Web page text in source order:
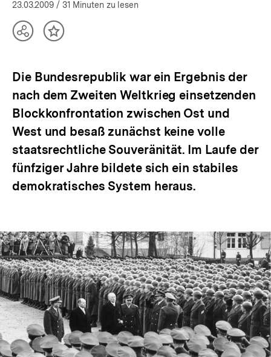
23.03.2009 / 31 Minuten zu lesen
TeilenInhalt
Die Bundesrepublik war ein Ergebnis der
nach dem Zweiten Weltkrieg einsetzenden
Blockkonfrontation zwischen Ost und
West und besaß zunächst keine volle
staatsrechtliche Souveränität. Im Laufe der
fünfziger Jahre bildete sich ein stabiles
demokratisches System heraus.